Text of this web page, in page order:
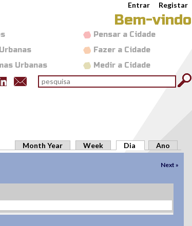
Entrar Registar
Bem-vindo
Pensar a Cidade
Fazer a Cidade
Medir a Cidade
Urbanas
Formulário de pesquisa
pesquisar
Month Year Week Dia (separador ativo)
Ano
Next »